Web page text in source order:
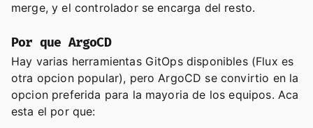
merge, y el controlador se encarga del resto.
Por que ArgoCD
Hay varias herramientas GitOps disponibles (Flux es
otra opcion popular), pero ArgoCD se convirtio en la
opcion preferida para la mayoria de los equipos. Aca
esta el por que: